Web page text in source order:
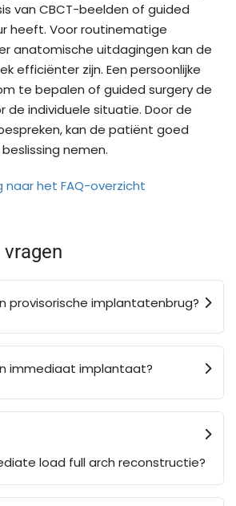
van CBCT-beelden of guided
heeft. Voor routinematige
anatomische uitdagingen kan de
efficiënter zijn. Een persoonlijke
te bepalen of guided surgery de
de individuele situatie. Door de
kan de patiënt goed
nemen.
naar het FAQ-overzicht
provisorische implantatenbrug?
immediaat implantaat?
load full arch reconstructie?